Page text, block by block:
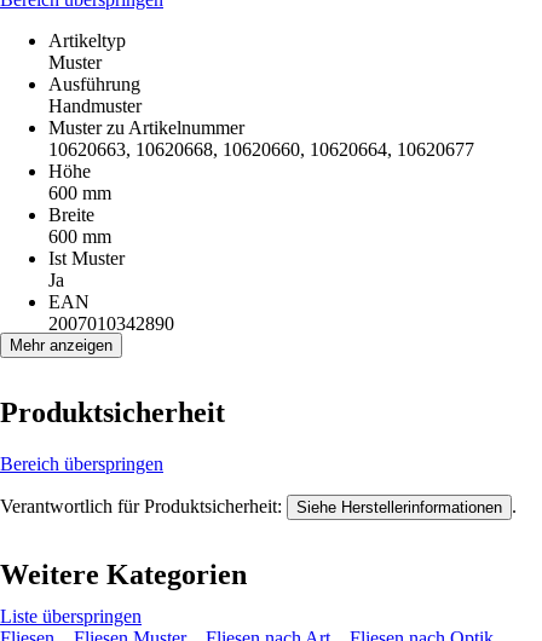
Artikeltyp
Muster
Ausführung
Handmuster
Muster zu Artikelnummer
10620663, 10620668, 10620660, 10620664, 10620677
Höhe
600 mm
Breite
600 mm
Ist Muster
Ja
EAN
2007010342890
Mehr anzeigen
Produktsicherheit
Bereich überspringen
Verantwortlich für Produktsicherheit: Siehe Herstellerinformationen .
Weitere Kategorien
Liste überspringen